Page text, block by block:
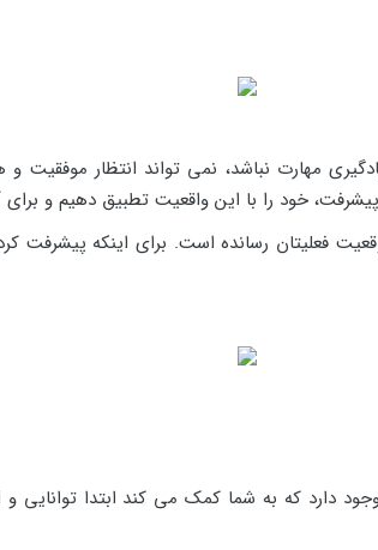
مهارت نباشد، نمی تواند انتظار موفقیت
خود را با این واقعیت تطبیق دهیم و
فعلیتان رسانده است. برای اینکه پیشرفت
دارد که به شما کمک می کند ابتدا توانایی و